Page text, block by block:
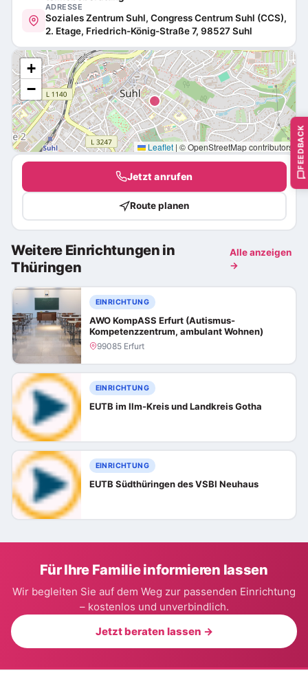
ADRESSE
Soziales Zentrum Suhl, Congress Centrum Suhl (CCS),
2. Etage, Friedrich-König-Straße 7, 98527 Suhl
+
−
Leaflet | © OpenStreetMap contributors
Jetzt anrufen
Route planen
Weitere Einrichtungen in
Thüringen
Alle anzeigen
→
EINRICHTUNG
AWO KompASS Erfurt (Autismus-
Kompetenzzentrum, ambulant Wohnen)
99085 Erfurt
EINRICHTUNG
EUTB im Ilm-Kreis und Landkreis Gotha
EINRICHTUNG
EUTB Südthüringen des VSBI Neuhaus
Für Ihre Familie informieren lassen
Wir begleiten Sie auf dem Weg zur passenden Einrichtung
– kostenlos und unverbindlich.
Jetzt beraten lassen →
FEEDBACK